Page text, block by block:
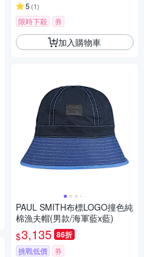
5 (1)
限時下殺 券
加入購物車
PAUL SMITH布標LOGO撞色純
棉漁夫帽(男款/海軍藍x藍)
$3,135 86折
挑戰低價 券